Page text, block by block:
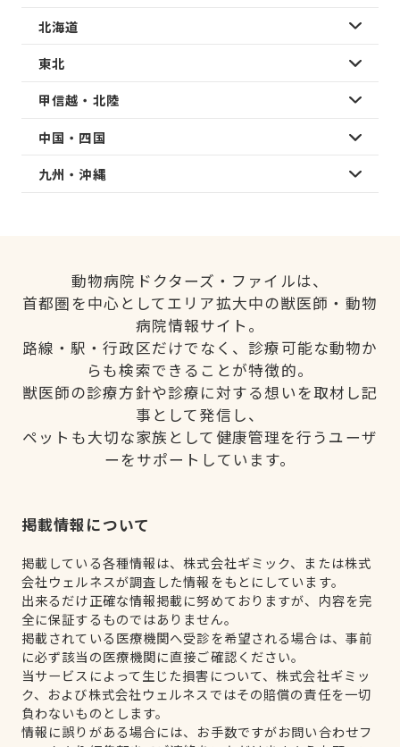
北海道
東北
甲信越・北陸
中国・四国
九州・沖縄
動物病院ドクターズ・ファイルは、
首都圏を中心としてエリア拡大中の獣医師・動物
病院情報サイト。
路線・駅・行政区だけでなく、診療可能な動物か
らも検索できることが特徴的。
獣医師の診療方針や診療に対する想いを取材し記
事として発信し、
ペットも大切な家族として健康管理を行うユーザ
ーをサポートしています。
掲載情報について
掲載している各種情報は、株式会社ギミック、または株式
会社ウェルネスが調査した情報をもとにしています。
出来るだけ正確な情報掲載に努めておりますが、内容を完
全に保証するものではありません。
掲載されている医療機関へ受診を希望される場合は、事前
に必ず該当の医療機関に直接ご確認ください。
当サービスによって生じた損害について、株式会社ギミッ
ク、および株式会社ウェルネスではその賠償の責任を一切
負わないものとします。
情報に誤りがある場合には、お手数ですがお問い合わせフ